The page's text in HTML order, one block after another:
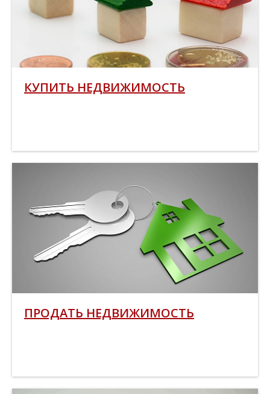
КУПИТЬ НЕДВИЖИМОСТЬ
ПРОДАТЬ НЕДВИЖИМОСТЬ